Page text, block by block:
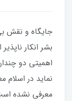
جایگاه و نقش
بشر انکار
اهمیتی دو
نماید در
معرفی نشده